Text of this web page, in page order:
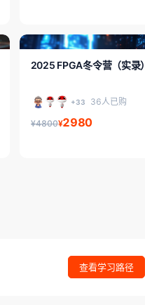
FPGA入门/初级
2025 FPGA冬令营（实录）
+33 36人已购
¥4800¥2980
查看学习路径